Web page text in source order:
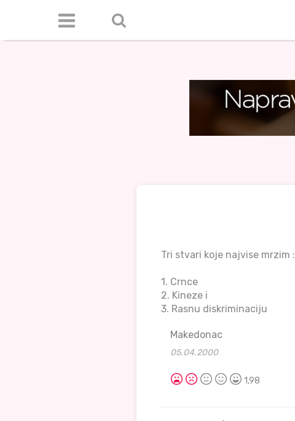
Tri stvari koje najvise mrzim :
1. Crnce
2. Kineze i
3. Rasnu diskriminaciju
Makedonac
05.04.2000
1,98